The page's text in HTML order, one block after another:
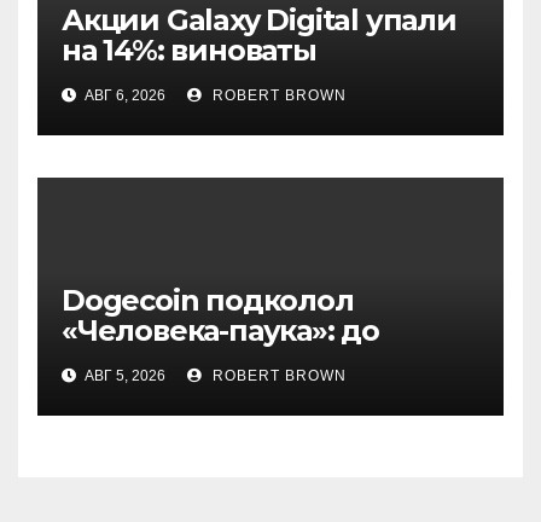
Акции Galaxy Digital упали
на 14%: виноваты
криптовалюты
АВГ 6, 2026 ROBERT BROWN
Dogecoin подколол
«Человека-паука»: до
мемкоина еще 11 премьер
АВГ 5, 2026 ROBERT BROWN